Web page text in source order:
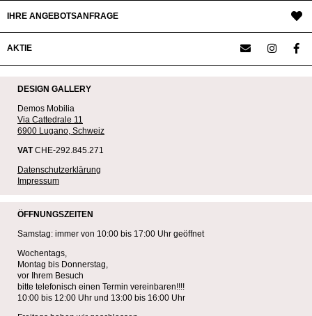
IHRE ANGEBOTSANFRAGE
AKTIE
DESIGN GALLERY
Demos Mobilia
Via Cattedrale 11
6900 Lugano, Schweiz
VATCHE-292.845.271
Datenschutzerklärung
Impressum
ÖFFNUNGSZEITEN
Samstag: immer von 10:00 bis 17:00 Uhr geöffnet
Wochentags,
Montag bis Donnerstag,
vor Ihrem Besuch
bitte telefonisch einen Termin vereinbaren!!!!
10:00 bis 12:00 Uhr und 13:00 bis 16:00 Uhr